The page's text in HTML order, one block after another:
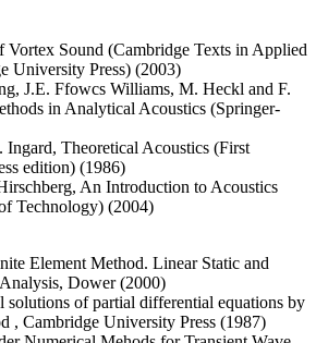
Sound (Cambridge Texts in Applied
University Press) (2003)
J.E. Ffowcs Williams, M. Heckl and F.
in Analytical Acoustics (Springer-
Theoretical Acoustics (First
edition) (1986)
An Introduction to Acoustics
Technology) (2004)
Element Method. Linear Static and
Dower (2000)
solutions of partial differential equations by
, Cambridge University Press (1987)